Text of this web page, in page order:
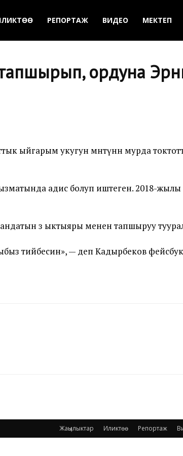
РЕПОРТАЖ ВИДЕО МЕКТЕП
ордуна
укугун мөөнөтүнөн мурда
адис болуп иштеген. 2018-
өз ыктыяры менен тапшыруу
тийбесин», — деп Кадырбеков
Жаңылыктар Иликтөө Репортаж